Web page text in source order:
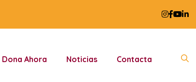
Dona Ahora Noticias Contacta